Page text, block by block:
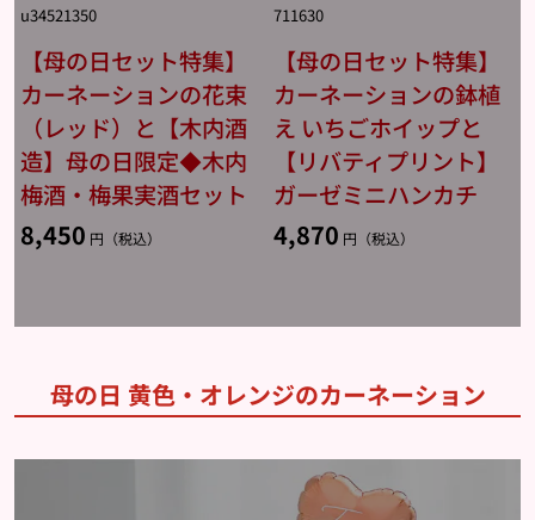
u34521350
【母の日セット特集】
カーネーションの花束
（レッド）と【木内酒
造】母の日限定◆木内
梅酒・梅果実酒セット
8,450 円（税込）
711630
【母の日セット特集】
カーネーションの鉢植
え いちごホイップと
【リバティプリント】
ガーゼミニハンカチ
4,870 円（税込）
母の日 黄色・オレンジのカーネーション